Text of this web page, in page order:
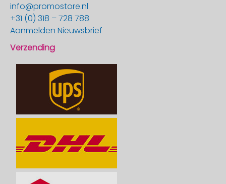
info@promostore.nl
+31 (0) 318 – 728 788
Aanmelden Nieuwsbrief
Verzending